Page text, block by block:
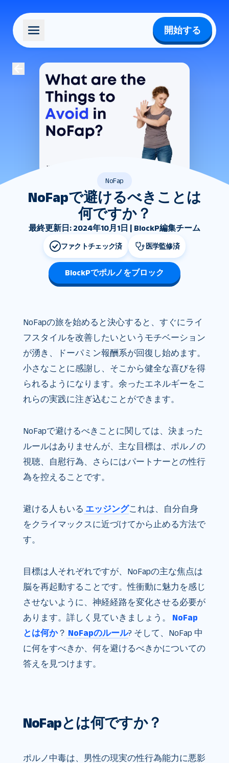
開始する
NoFap
NoFapで避けるべきことは
何ですか？
最終更新日: 2024年10月1日 | BlockP編集チーム
ファクトチェック済 医学監修済
BlockPでポルノをブロック
NoFapの旅を始めると決心すると、すぐにライ
フスタイルを改善したいというモチベーション
が湧き、ドーパミン報酬系が回復し始めます。
小さなことに感謝し、そこから健全な喜びを得
られるようになります。余ったエネルギーをこ
れらの実践に注ぎ込むことができます。
NoFapで避けるべきことに関しては、決まった
ルールはありませんが、主な目標は、ポルノの
視聴、自慰行為、さらにはパートナーとの性行
為を控えることです。
避ける人もいる エッジングこれは、自分自身
をクライマックスに近づけてから止める方法で
す。
目標は人それぞれですが、NoFapの主な焦点は
脳を再起動することです。性衝動に魅力を感じ
させないように、神経経路を変化させる必要が
あります。詳しく見ていきましょう。
NoFap
とは何か？ NoFapのルール? そして、NoFap 中
に何をすべきか、何を避けるべきかについての
答えを見つけます。
NoFapとは何ですか？
ポルノ中毒は、男性の現実の性行為能力に悪影